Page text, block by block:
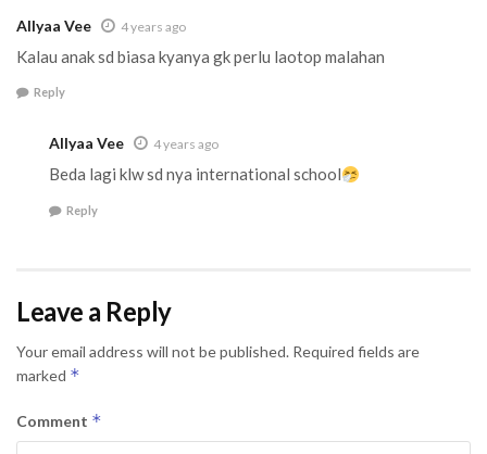
Allyaa Vee 4 years ago
Kalau anak sd biasa kyanya gk perlu laotop malahan
Reply
Allyaa Vee 4 years ago
Beda lagi klw sd nya international school
Reply
Leave a Reply
Your email address will not be published. Required fields are
marked *
Comment *